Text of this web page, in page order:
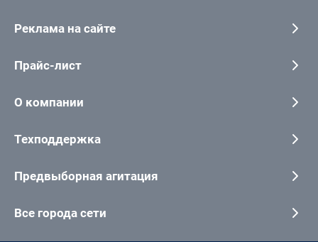
Реклама на сайте
Прайс-лист
О компании
Техподдержка
Предвыборная агитация
Все города сети